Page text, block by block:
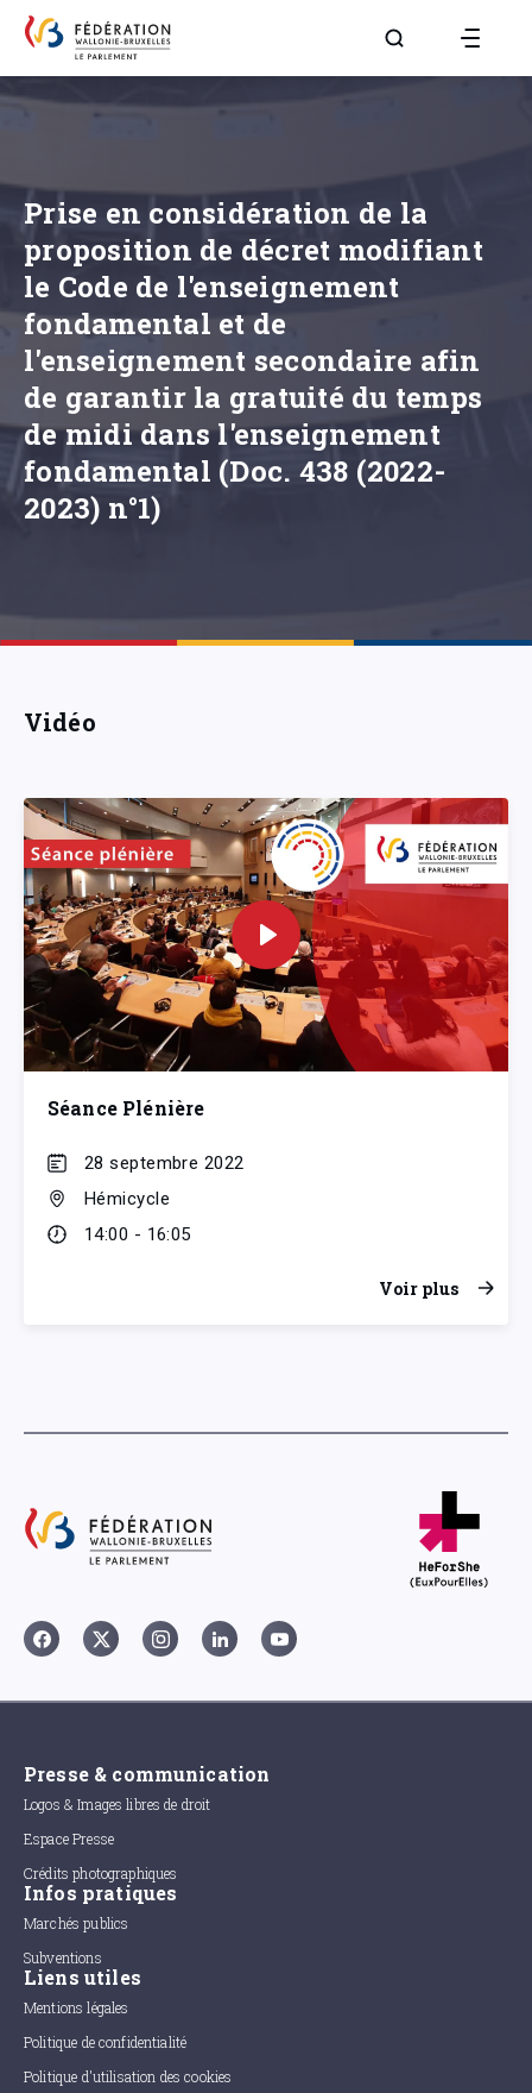
Aller à la page
Prise en considération de la
proposition de décret modifiant
le Code de l'enseignement
fondamental et de
l'enseignement secondaire afin
de garantir la gratuité du temps
de midi dans l'enseignement
fondamental (Doc. 438 (2022-
2023) n°1)
Vidéo
Séance Plénière
28 septembre 2022
Hémicycle
14:00 - 16:05
Voir plus
Presse & communication
Logos & Images libres de droit
Espace Presse
Crédits photographiques
Infos pratiques
Marchés publics
Subventions
Liens utiles
Mentions légales
Politique de confidentialité
Politique d'utilisation des cookies